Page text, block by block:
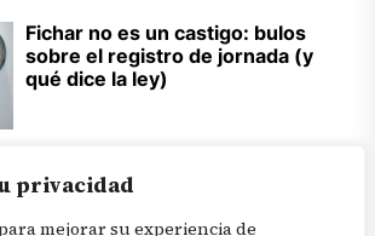
privacidad
mejorar su experiencia de
Fichar no es un castigo: bulos
sobre el registro de jornada (y
qué dice la ley)